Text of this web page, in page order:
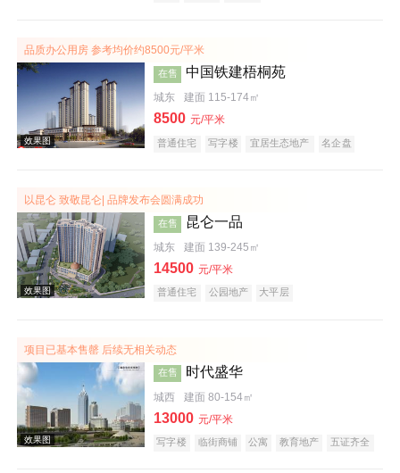
效果图
效果图
品质办公用房 参考均价约8500元/平米
在售 中国铁建梧桐苑
城东 建面 115-174㎡
8500 元/平米
普通住宅 写字楼 宜居生态地产 名企盘
以昆仑 致敬昆仑| 品牌发布会圆满成功
在售 昆仑一品
城东 建面 139-245㎡
14500 元/平米
普通住宅 公园地产 大平层
项目已基本售罄 后续无相关动态
在售 时代盛华
城西 建面 80-154㎡
13000 元/平米
写字楼 临街商铺 公寓 教育地产
五证齐全